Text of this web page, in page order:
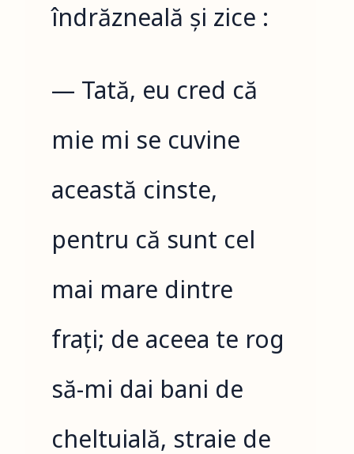
îndrăzneală și zice :
— Tată, eu cred că
mie mi se cuvine
această cinste,
pentru că sunt cel
mai mare dintre
frați; de aceea te rog
să-mi dai bani de
cheltuială, straie de